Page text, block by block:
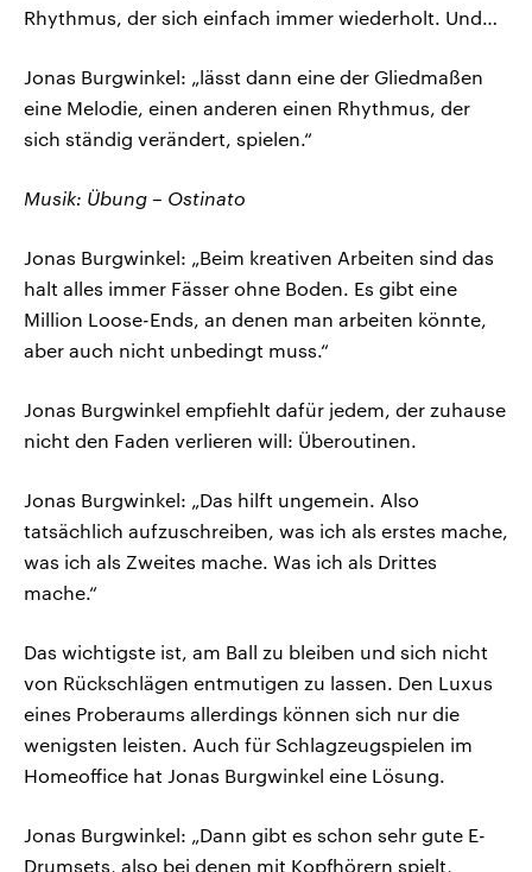
Rhythmus, der sich einfach immer wiederholt. Und…
Jonas Burgwinkel: „lässt dann eine der Gliedmaßen
eine Melodie, einen anderen einen Rhythmus, der
sich ständig verändert, spielen.“
Musik: Übung – Ostinato
Jonas Burgwinkel: „Beim kreativen Arbeiten sind das
halt alles immer Fässer ohne Boden. Es gibt eine
Million Loose-Ends, an denen man arbeiten könnte,
aber auch nicht unbedingt muss.“
Jonas Burgwinkel empfiehlt dafür jedem, der zuhause
nicht den Faden verlieren will: Überoutinen.
Jonas Burgwinkel: „Das hilft ungemein. Also
tatsächlich aufzuschreiben, was ich als erstes mache,
was ich als Zweites mache. Was ich als Drittes
mache.“
Das wichtigste ist, am Ball zu bleiben und sich nicht
von Rückschlägen entmutigen zu lassen. Den Luxus
eines Proberaums allerdings können sich nur die
wenigsten leisten. Auch für Schlagzeugspielen im
Homeoffice hat Jonas Burgwinkel eine Lösung.
Jonas Burgwinkel: „Dann gibt es schon sehr gute E-
Drumsets, also bei denen mit Kopfhörern spielt,